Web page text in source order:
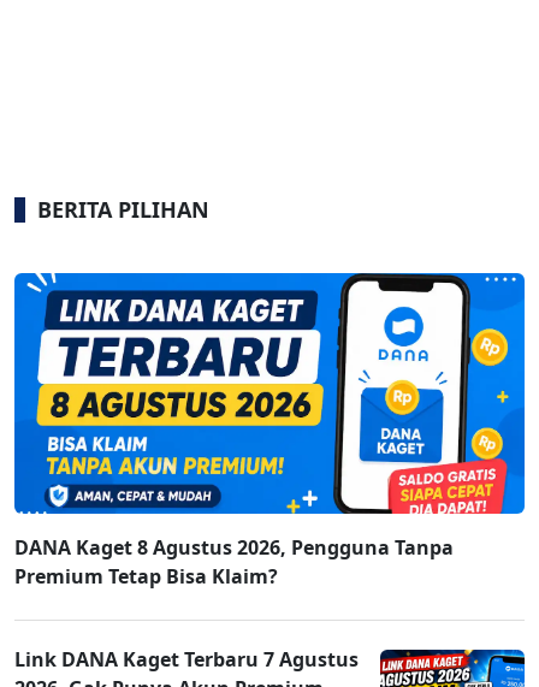
BERITA PILIHAN
DANA Kaget 8 Agustus 2026, Pengguna Tanpa
Premium Tetap Bisa Klaim?
Link DANA Kaget Terbaru 7 Agustus